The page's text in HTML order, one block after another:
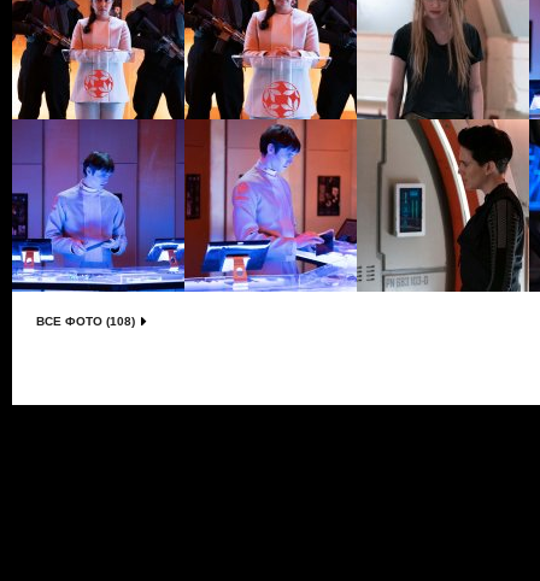
ВСЕ ФОТО (108)